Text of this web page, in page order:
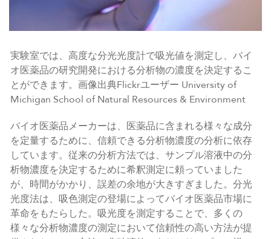
実験室では、高度な分光光度計で吸光値を測定し、バイ
オ医薬品の研究開発における分析物の濃度を決定するこ
とができます。画像出典Flickrユーザー University of
Michigan School of Natural Resources & Environment
バイオ医薬品メーカーは、医薬品に含まれる様々な成分
を定量するために、信頼できる分析物濃度の分析に依存
しています。従来の分析方法では、サンプル溶液中の分
析物濃度を決定するために希釈測定に頼っていました
が、時間がかかり、誤差の余地が大きすぎました。分光
光度法は、吸色測定の登場によってバイオ医薬品市場に
革命をもたらした。吸光度を測定することで、多くの
様々な分析物濃度の測定において信頼性の高い方法が提